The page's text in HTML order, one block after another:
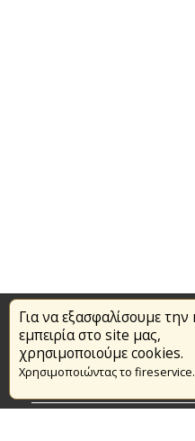
Για να εξασφαλίσουμε
εμπειρία στο site μας,
χρησιμοποιούμε cookies.
Χρησιμοποιώντας το
Επικαιρότητα
Το Πυροσβεστικό Σώμα